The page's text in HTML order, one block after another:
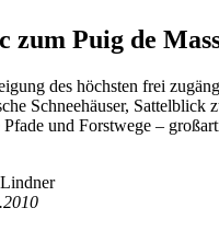
zum Puig de
des höchsten frei
Schneehäuser,
und Forstwege –